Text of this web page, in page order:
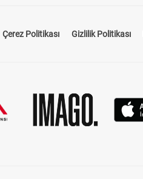
Çerez Politikası Gizlilik Politikası